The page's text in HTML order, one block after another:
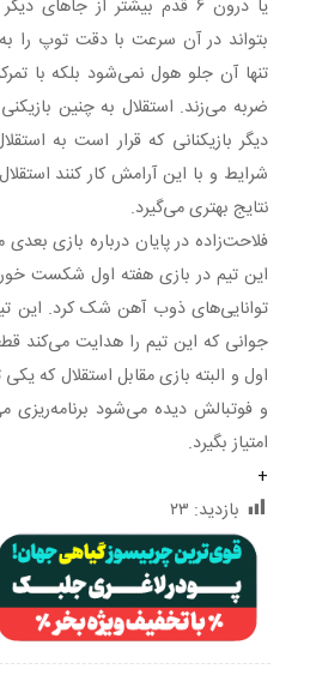
یا درون ۶ قدم بیشتر از
بتواند در آن سرعت با دقت توپ را
تنها آن جلو هول نمی‌شود بلکه با
ضربه می‌زند. استقلال به چنین
دیگر بازیکنانی که قرار است به
شرایط و با این آرامش کار کنند
نتایج بهتری می‌گیرد.
فلاحت‌زاده در پایان درباره بازی
این تیم در بازی هفته اول شکست
توانایی‌های ذوب آهن شک کرد. این
جوانی که این تیم را هدایت می‌کند
اول و البته بازی مقابل استقلال که
و فوتبالش دیده می‌شود برنامه‌ریزی
امتیاز بگیرد.
+
بازدید: ۲۳